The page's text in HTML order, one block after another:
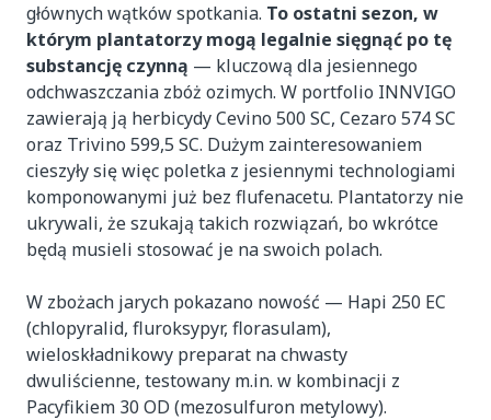
głównych wątków spotkania. To ostatni sezon, w
którym plantatorzy mogą legalnie sięgnąć po tę
substancję czynną — kluczową dla jesiennego
odchwaszczania zbóż ozimych. W portfolio INNVIGO
zawierają ją herbicydy Cevino 500 SC, Cezaro 574 SC
oraz Trivino 599,5 SC. Dużym zainteresowaniem
cieszyły się więc poletka z jesiennymi technologiami
komponowanymi już bez flufenacetu. Plantatorzy nie
ukrywali, że szukają takich rozwiązań, bo wkrótce
będą musieli stosować je na swoich polach.
W zbożach jarych pokazano nowość — Hapi 250 EC
(chlopyralid, fluroksypyr, florasulam),
wieloskładnikowy preparat na chwasty
dwuliścienne, testowany m.in. w kombinacji z
Pacyfikiem 30 OD (mezosulfuron metylowy).